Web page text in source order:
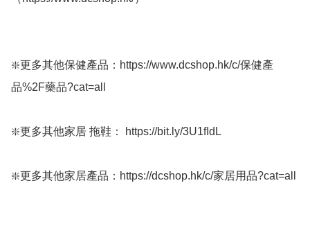
❇️更多其他保健產品：https://www.dcshop.hk/c/保健產
品%2F藥品?cat=all
❇️更多其他家居 拖鞋： https://bit.ly/3U1fIdL
❇️更多其他家居產品：https://dcshop.hk/c/家居用品?cat=all